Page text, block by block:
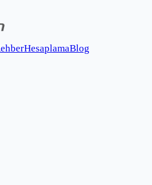
HesaplamaBlog